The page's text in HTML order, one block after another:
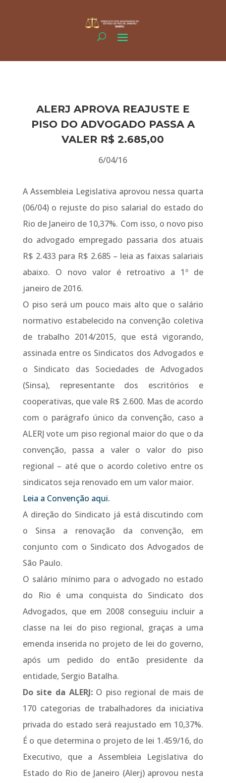
ALERJ APROVA REAJUSTE E
PISO DO ADVOGADO PASSA A
VALER R$ 2.685,00
6/04/16
A Assembleia Legislativa aprovou nessa quarta
(06/04) o rejuste do piso salarial do estado do
Rio de Janeiro de 10,37%. Com isso, o novo piso
do advogado empregado passaria dos atuais
R$ 2.433 para R$ 2.685 – leia as faixas salariais
abaixo. O novo valor é retroativo a 1º de
janeiro de 2016.
O piso será um pouco mais alto que o salário
normativo estabelecido na convenção coletiva
de trabalho 2014/2015, que está vigorando,
assinada entre os Sindicatos dos Advogados e
o Sindicato das Sociedades de Advogados
(Sinsa), representante dos escritórios e
cooperativas, que vale R$ 2.600. Mas de acordo
com o parágrafo único da convenção, caso a
ALERJ vote um piso regional maior do que o da
convenção, passa a valer o valor do piso
regional – até que o acordo coletivo entre os
sindicatos seja renovado em um valor maior.
Leia a Convenção aqui.
A direção do Sindicato já está discutindo com
o Sinsa a renovação da convenção, em
conjunto com o Sindicato dos Advogados de
São Paulo.
O salário mínimo para o advogado no estado
do Rio é uma conquista do Sindicato dos
Advogados, que em 2008 conseguiu incluir a
classe na lei do piso regional, graças a uma
emenda inserida no projeto de lei do governo,
após um pedido do então presidente da
entidade, Sergio Batalha.
Do site da ALERJ:O piso regional de mais de
170 categorias de trabalhadores da iniciativa
privada do estado será reajustado em 10,37%.
É o que determina o projeto de lei 1.459/16, do
Executivo, que a Assembleia Legislativa do
Estado do Rio de Janeiro (Alerj) aprovou nesta